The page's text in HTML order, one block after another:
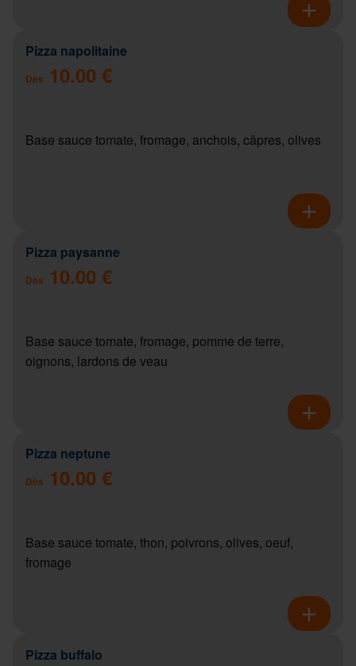
Pizza napolitaine
Dès 10.00 €
Base sauce tomate, fromage, anchois, câpres, olives
Pizza paysanne
Dès 10.00 €
Base sauce tomate, fromage, pomme de terre,
oignons, lardons de veau
Pizza neptune
Dès 10.00 €
Base sauce tomate, thon, poivrons, olives, oeuf,
fromage
Pizza buffalo